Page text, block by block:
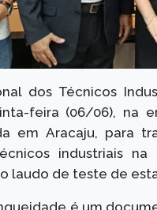
dos Técnicos
feira (06/06), na
em Aracaju, para
industriais
laudo de teste de
é um